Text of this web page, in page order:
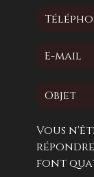
Vous
font